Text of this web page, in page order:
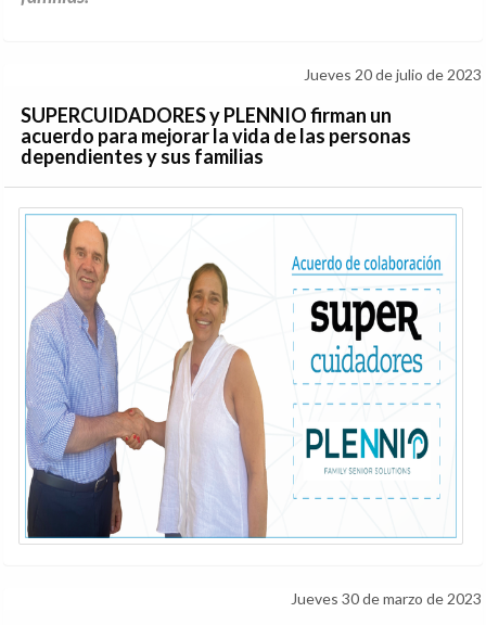
Jueves 20 de julio de 2023
SUPERCUIDADORES y PLENNIO firman un
acuerdo para mejorar la vida de las personas
dependientes y sus familias
Jueves 30 de marzo de 2023